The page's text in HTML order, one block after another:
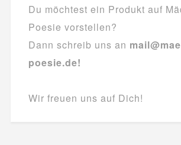
Du möchtest ein Produkt auf
Poesie vorstellen?
Dann schreib uns an
poesie.de!
Wir freuen uns auf Dich!